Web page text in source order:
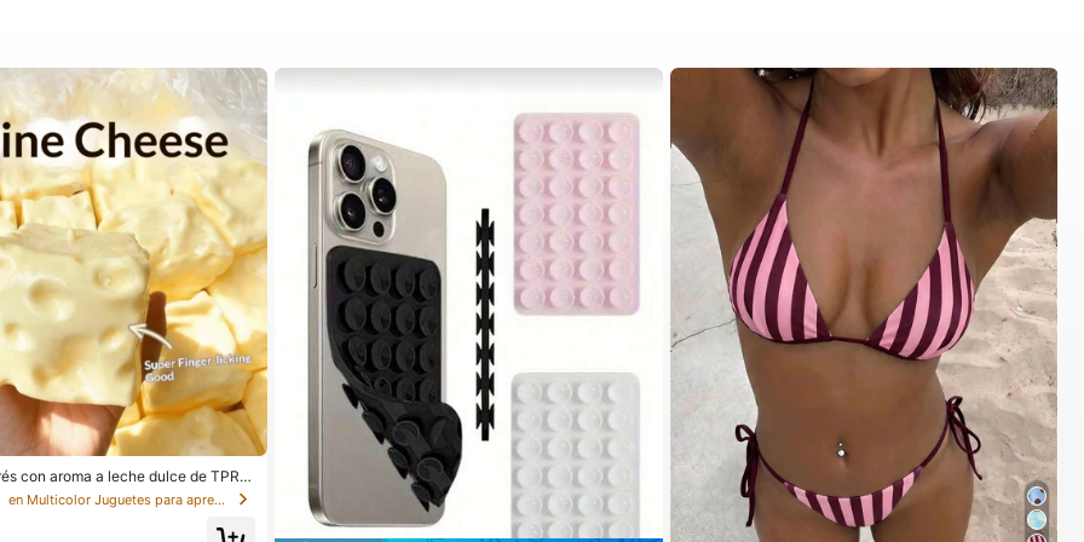
con aroma a leche dulce de TPR s
con forma de dumpling, adorno dive
para apretar, regalo práctico y de
para cumpleaños, Pascua, Hallowee
en Multicolor Juguetes para apretar para adolescen